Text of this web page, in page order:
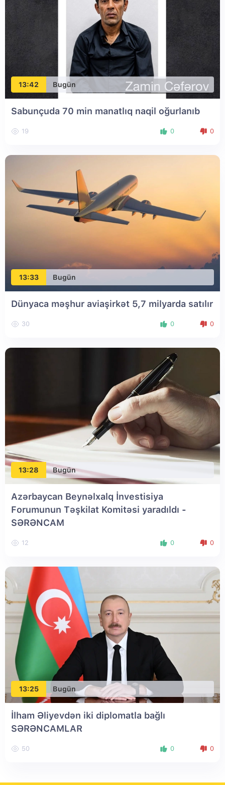
13:42 Bugün
Sabunçuda 70 min manatlıq naqil oğurlanıb
19 0 0
13:33 Bugün
Dünyaca məşhur aviaşirkət 5,7 milyarda satılır
30 0 0
13:28 Bugün
Azərbaycan Beynəlxalq İnvestisiya
Forumunun Təşkilat Komitəsi yaradıldı -
SƏRƏNCAM
12 0 0
13:25 Bugün
İlham Əliyevdən iki diplomatla bağlı
SƏRƏNCAMLAR
50 0 0